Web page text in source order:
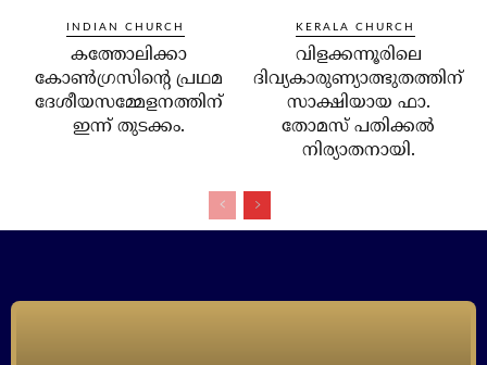
INDIAN CHURCH
കത്തോലിക്കാ
കോണ്‍ഗ്രസിന്റെ പ്രഥമ
ദേശീയസമ്മേളനത്തിന്
ഇന്ന് തുടക്കം.
KERALA CHURCH
വിളക്കന്നൂരിലെ
ദിവ്യകാരുണ്യാത്ഭുതത്തിന്
സാക്ഷിയായ ഫാ.
തോമസ് പതിക്കല്‍
നിര്യാതനായി.